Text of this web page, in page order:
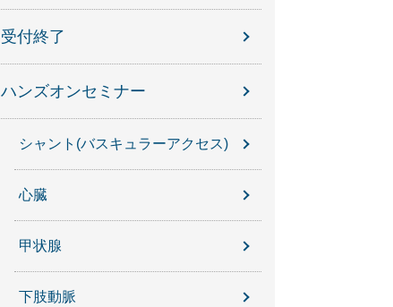
受付終了
ハンズオンセミナー
シャント(バスキュラーアクセス)
心臓
甲状腺
下肢動脈